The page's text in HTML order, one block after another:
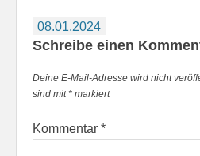
Beitragsnavigation
08.01.2024
Schreibe einen
Deine E-Mail-Adresse wird nicht
sind mit* markiert
Kommentar *